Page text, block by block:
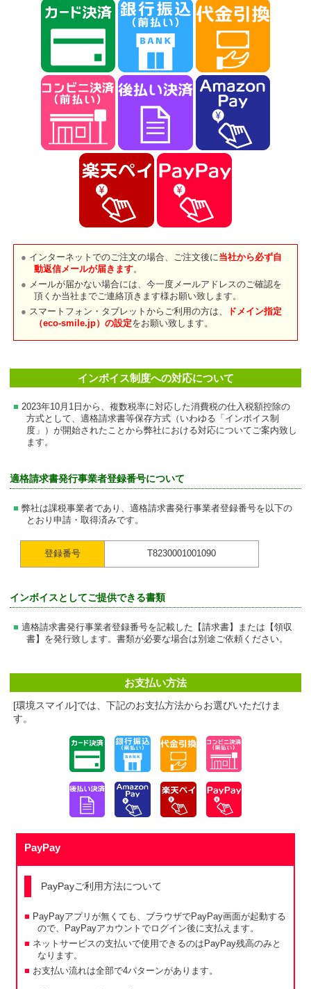
インターネットでのご注文の場合、ご注文後に当社から必ず自
動返信メールが届きます。
メールが届かない場合には、今一度メールアドレスのご確認を
頂くか当社までご連絡頂きます様お願い致します。
スマートフォン・タブレットからご利用の方は、
ドメイン指定
（eco-smile.jp）の設定をお願い致します。
インボイス制度への対応について
2023年10月1日から、複数税率に対応した消費税の仕入税額控除の
方式として、適格請求書等保存方式（いわゆる「インボイス制
度」）が開始されたことから弊社における対応についてご案内致し
ます。
適格請求書発行事業者登録番号について
弊社は課税事業者であり、適格請求書発行事業者登録番号を以下の
とおり申請・取得済みです。
登録番号 T8230001001090
インボイスとしてご提供できる書類
適格請求書発行事業者登録番号を記載した【請求書】または【領収
書】を発行致します。書類が必要な場合は別途ご依頼ください。
お支払い方法
[環境スマイル]では、下記のお支払方法からお選びいただけま
す。
PayPay
PayPayご利用方法について
PayPayアプリが無くても、ブラウザでPayPay画面が起動する
ので、PayPayアカウントでログイン後に支払えます。
ネットサービスの支払いで使用できるのはPayPay残高のみと
なります。
お支払い流れは全部で4パターンがあります。